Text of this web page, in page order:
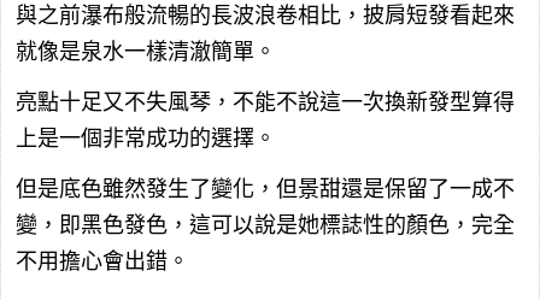
與之前瀑布般流暢的長波浪卷相比，披肩短發看起來
就像是泉水一樣清澈簡單。
亮點十足又不失風琴，不能不說這一次換新發型算得
上是一個非常成功的選擇。
但是底色雖然發生了變化，但景甜還是保留了一成不
變，即黑色發色，這可以說是她標誌性的顏色，完全
不用擔心會出錯。